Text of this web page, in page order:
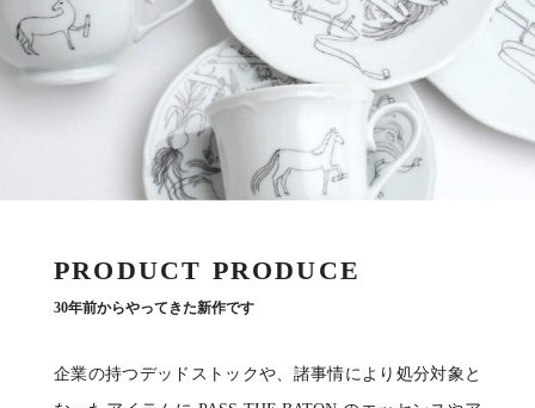
PRODUCT PRODUCE
30年前からやってきた新作です
企業の持つデッドストックや、諸事情により処分対象と